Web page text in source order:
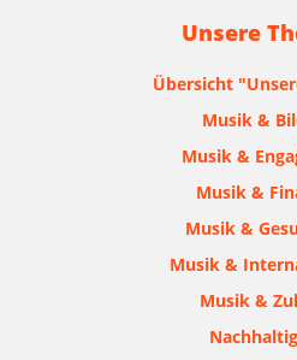
Unsere
Übersicht
Musik &
Musik &
Musik &
Musik &
Musik &
Musik &